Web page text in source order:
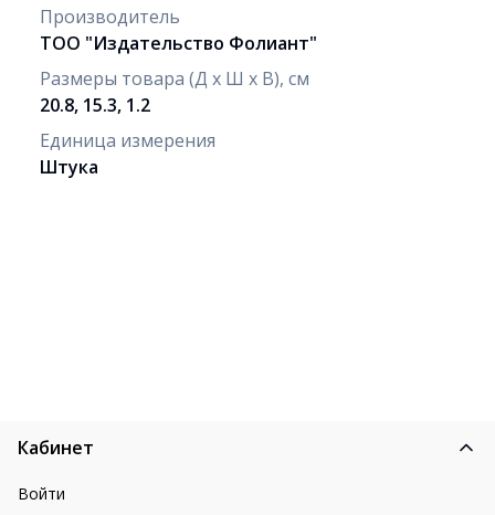
Производитель
ТОО "Издательство Фолиант"
Размеры товара (Д х Ш х В), см
20.8, 15.3, 1.2
Единица измерения
Штука
Кабинет
Войти